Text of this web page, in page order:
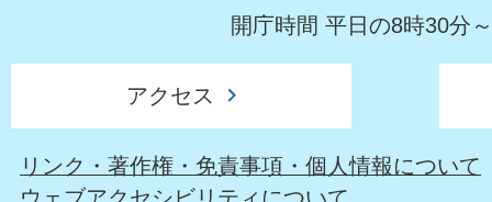
開庁時間 平日の8時30分
アクセス
リンク・著作権・免責事項・個人情報について
ウェブアクセシビリティについて